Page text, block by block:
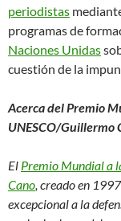
periodistas
programas de
Naciones Unidas
cuestión de la
Acerca del Premio
UNESCO/Guillermo
El Premio Mundial a
Cano creado en
excepcional a la